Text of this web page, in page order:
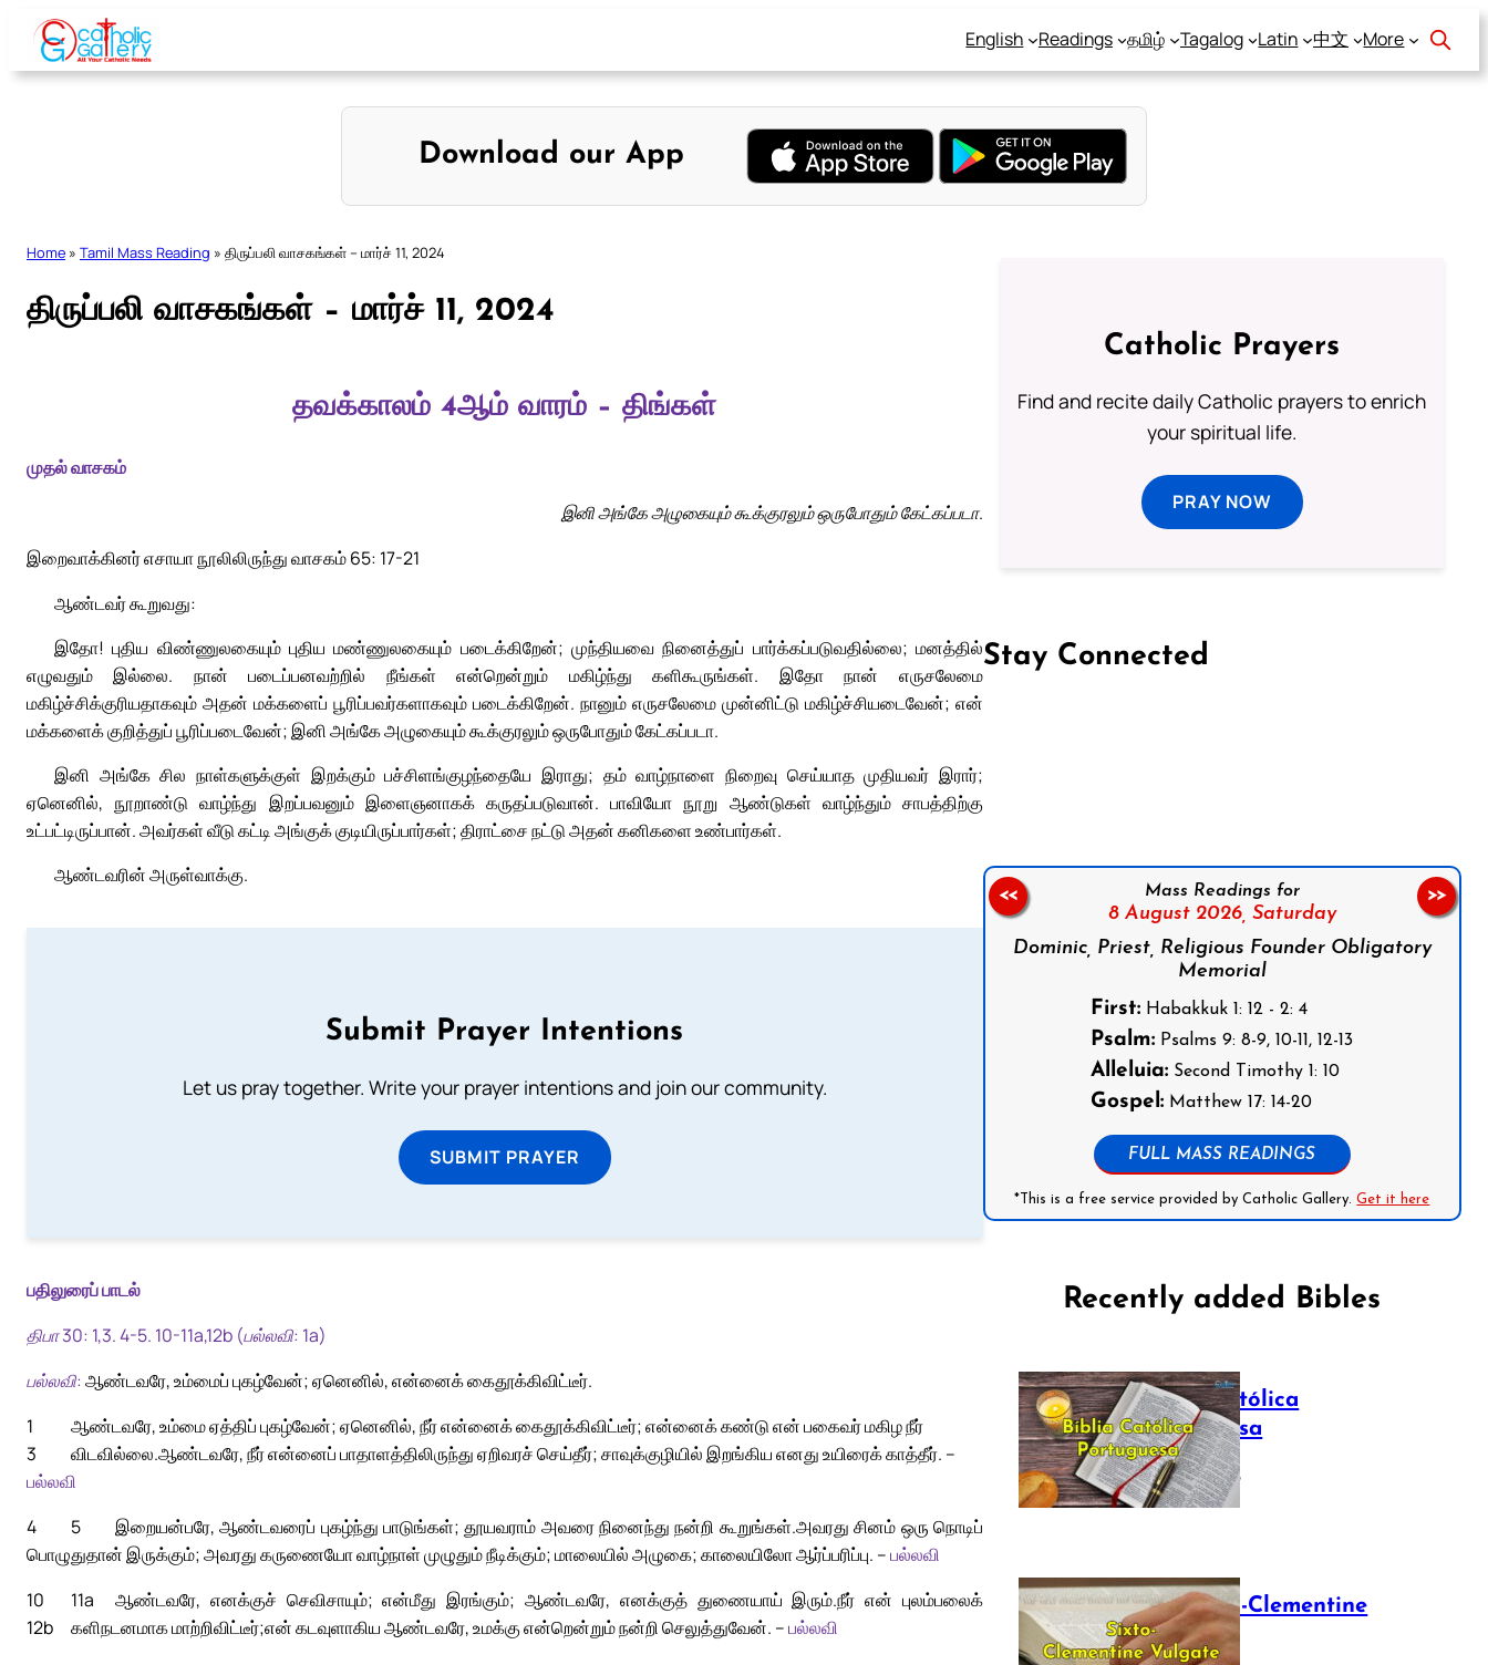
Skip
content
English Readings தமிழ் Tagalog Latin 中文 More
Download our App
Home » Tamil Mass Reading » திருப்பலி வாசகங்கள் – மார்ச் 11, 2024
திருப்பலி வாசகங்கள் – மார்ச் 11, 2024
தவக்காலம் 4ஆம் வாரம் – திங்கள்
முதல் வாசகம்
இனி அங்கே அழுகையும் கூக்குரலும் ஒருபோதும் கேட்கப்படா.
இறைவாக்கினர் எசாயா நூலிலிருந்து வாசகம் 65: 17-21
ஆண்டவர் கூறுவது:
இதோ! புதிய விண்ணுலகையும் புதிய மண்ணுலகையும் படைக்கிறேன்; முந்தியவை நினைத்துப் பார்க்கப்படுவதில்லை; மனத்தில்
எழுவதும் இல்லை. நான் படைப்பனவற்றில் நீங்கள் என்றென்றும் மகிழ்ந்து களிகூருங்கள். இதோ நான் எருசலேமை
மகிழ்ச்சிக்குரியதாகவும் அதன் மக்களைப் பூரிப்பவர்களாகவும் படைக்கிறேன். நானும் எருசலேமை முன்னிட்டு மகிழ்ச்சியடைவேன்; என்
மக்களைக் குறித்துப் பூரிப்படைவேன்; இனி அங்கே அழுகையும் கூக்குரலும் ஒருபோதும் கேட்கப்படா.
இனி அங்கே சில நாள்களுக்குள் இறக்கும் பச்சிளங்குழந்தையே இராது; தம் வாழ்நாளை நிறைவு செய்யாத முதியவர் இரார்;
ஏனெனில், நூறாண்டு வாழ்ந்து இறப்பவனும் இளைஞனாகக் கருதப்படுவான். பாவியோ நூறு ஆண்டுகள் வாழ்ந்தும் சாபத்திற்கு
உட்பட்டிருப்பான். அவர்கள் வீடு கட்டி அங்குக் குடியிருப்பார்கள்; திராட்சை நட்டு அதன் கனிகளை உண்பார்கள்.
ஆண்டவரின் அருள்வாக்கு.
Submit Prayer Intentions
Let us pray together. Write your prayer intentions and join our community.
SUBMIT PRAYER
பதிலுரைப் பாடல்
திபா 30: 1,3. 4-5. 10-11a,12b (பல்லவி: 1a)
பல்லவி: ஆண்டவரே, உம்மைப் புகழ்வேன்; ஏனெனில், என்னைக் கைதூக்கிவிட்டீர்.
1
ஆண்டவரே, உம்மை ஏத்திப் புகழ்வேன்; ஏனெனில், நீர் என்னைக் கைதூக்கிவிட்டீர்; என்னைக் கண்டு என் பகைவர் மகிழ நீர்
விடவில்லை.
3
ஆண்டவரே, நீர் என்னைப் பாதாளத்திலிருந்து ஏறிவரச் செய்தீர்; சாவுக்குழியில் இறங்கிய எனது உயிரைக் காத்தீர். –
பல்லவி
4
இறையன்பரே, ஆண்டவரைப் புகழ்ந்து பாடுங்கள்; தூயவராம் அவரை நினைந்து நன்றி கூறுங்கள்.
5
அவரது சினம் ஒரு நொடிப்
பொழுதுதான் இருக்கும்; அவரது கருணையோ வாழ்நாள் முழுதும் நீடிக்கும்; மாலையில் அழுகை; காலையிலோ ஆர்ப்பரிப்பு. –பல்லவி
10
ஆண்டவரே, எனக்குச் செவிசாயும்; என்மீது இரங்கும்; ஆண்டவரே, எனக்குத் துணையாய் இரும்.
11a
நீர் என் புலம்பலைக்
களிநடனமாக மாற்றிவிட்டீர்;
12b என் கடவுளாகிய ஆண்டவரே, உமக்கு என்றென்றும் நன்றி செலுத்துவேன். –பல்லவி
Catholic Prayers
Find and recite daily Catholic prayers to enrich
your spiritual life.
PRAY NOW
Stay Connected
Follow us on Facebook
Mass Readings for
8 August 2026, Saturday
Dominic, Priest, Religious Founder Obligatory
Memorial
First: Habakkuk 1: 12 - 2: 4
Psalm: Psalms 9: 8-9, 10-11, 12-13
Alleluia: Second Timothy 1: 10
Gospel: Matthew 17: 14-20
FULL MASS READINGS
*This is a free service provided by Catholic Gallery.Get it here
<< >>
Recently added Bibles
Bíblia Católica
Portuguesa
July 16, 2025
The Sixto-Clementine
Vulgate